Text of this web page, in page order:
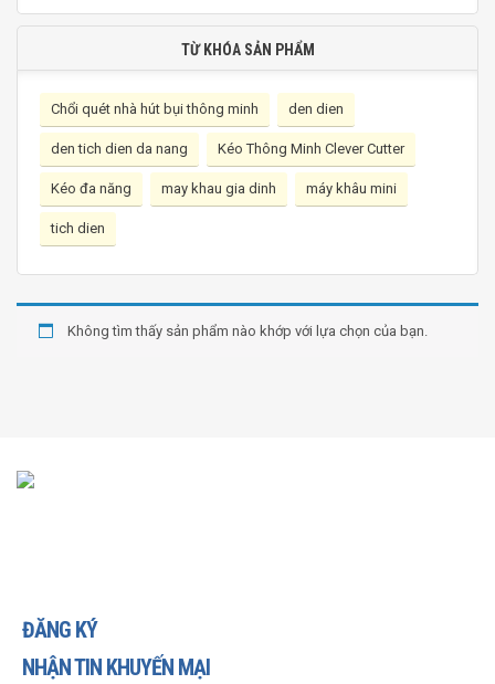
TỪ KHÓA SẢN PHẨM
Chổi quét nhà hút bụi thông minh den dien
den tich dien da nang Kéo Thông Minh Clever Cutter
Kéo đa năng may khau gia dinh máy khâu mini
tich dien
Không tìm thấy sản phẩm nào khớp với lựa chọn của bạn.
ĐĂNG KÝ
NHẬN TIN KHUYẾN MẠI